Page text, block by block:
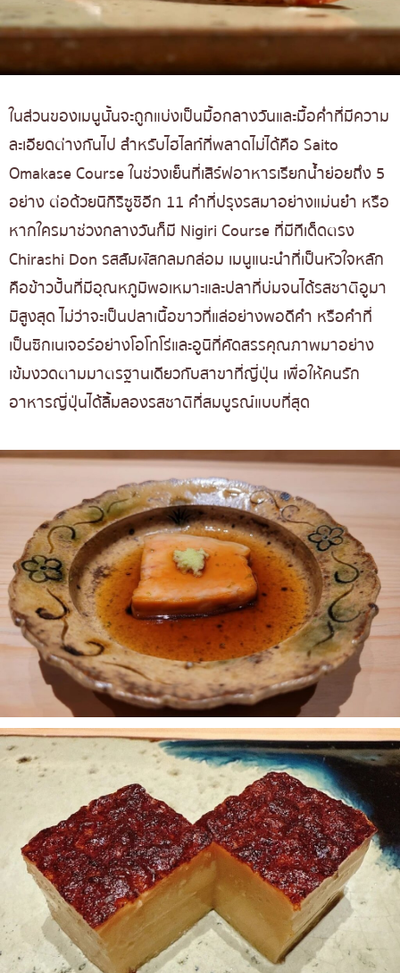
ในส่วนของเมนูนั้นจะถูกแบ่งเป็นมื้อกลางวันและมื้อค่ำที่มีความ
ละเอียดต่างกันไป สำหรับไฮไลท์ที่พลาดไม่ได้คือ Saito
Omakase Course ในช่วงเย็นที่เสิร์ฟอาหารเรียกน้ำย่อยถึง 5
อย่าง ต่อด้วยนิกิริซูชิอีก 11 คำที่ปรุงรสมาอย่างแม่นยำ หรือ
หากใครมาช่วงกลางวันก็มี Nigiri Course ที่มีทีเด็ดตรง
Chirashi Don รสสัมผัสกลมกล่อม เมนูแนะนำที่เป็นหัวใจหลัก
คือข้าวปั้นที่มีอุณหภูมิพอเหมาะและปลาที่บ่มจนได้รสชาติอูมา
มิสูงสุด ไม่ว่าจะเป็นปลาเนื้อขาวที่แล่อย่างพอดีคำ หรือคำที่
เป็นซิกเนเจอร์อย่างโอโทโร่และอูนิที่คัดสรรคุณภาพมาอย่าง
เข้มงวดตามมาตรฐานเดียวกับสาขาที่ญี่ปุ่น เพื่อให้คนรัก
อาหารญี่ปุ่นได้ลิ้มลองรสชาติที่สมบูรณ์แบบที่สุด